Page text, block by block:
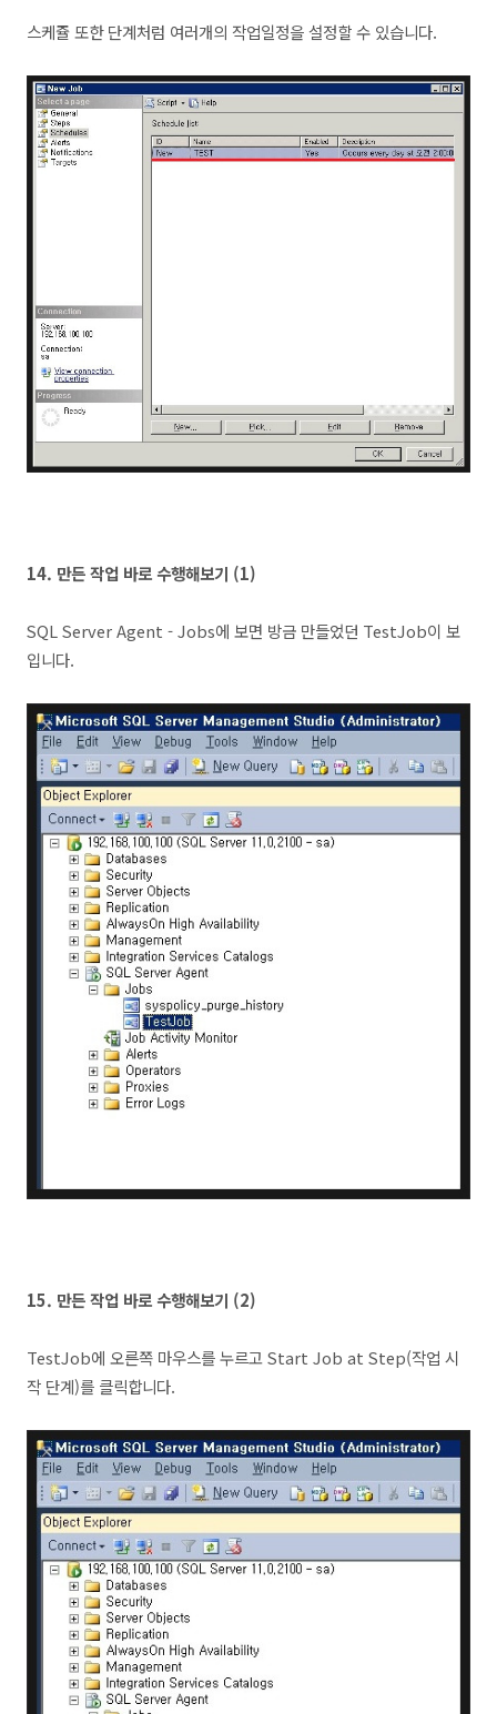
스케쥴 또한 단계처럼 여러개의 작업일정을 설정할 수 있습니다.
14. 만든 작업 바로 수행해보기 (1)
SQL Server Agent - Jobs에 보면 방금 만들었던 TestJob이 보
입니다.
15. 만든 작업 바로 수행해보기 (2)
TestJob에 오른쪽 마우스를 누르고 Start Job at Step(작업 시
작 단계)를 클릭합니다.